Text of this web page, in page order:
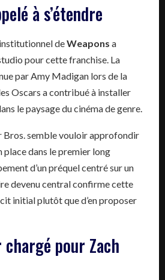
à s’étendre
deWeapons a
pour cette franchise. La
par Amy Madigan lors de la
Oscars a contribué à installer
le paysage du cinéma de genre.
Bros. semble vouloir approfondir
place dans le premier long
d’un préquel centré sur un
devenu central confirme cette
initial plutôt que d’en proposer
pour Zach